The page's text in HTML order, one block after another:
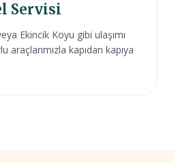
Servisi
Ekincik Koyu gibi ulaşımı
kapıdan kapıya